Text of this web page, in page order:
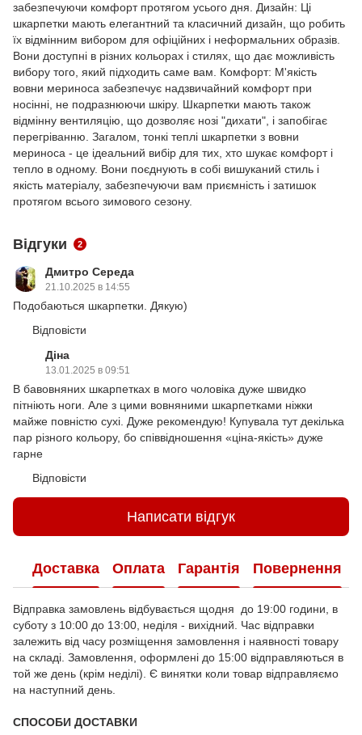
забезпечуючи комфорт протягом усього дня. Дизайн: Ці
шкарпетки мають елегантний та класичний дизайн, що робить
їх відмінним вибором для офіційних і неформальних образів.
Вони доступні в різних кольорах і стилях, що дає можливість
вибору того, який підходить саме вам. Комфорт: М'якість
вовни мериноса забезпечує надзвичайний комфорт при
носінні, не подразнюючи шкіру. Шкарпетки мають також
відмінну вентиляцію, що дозволяє нозі "дихати", і запобігає
перегріванню. Загалом, тонкі теплі шкарпетки з вовни
мериноса - це ідеальний вибір для тих, хто шукає комфорт і
тепло в одному. Вони поєднують в собі вишуканий стиль і
якість матеріалу, забезпечуючи вам приємність і затишок
протягом всього зимового сезону.
Відгуки 2
Дмитро Середа
21.10.2025 в 14:55
Подобаються шкарпетки. Дякую)
Відповісти
Діна
13.01.2025 в 09:51
В бавовняних шкарпетках в мого чоловіка дуже швидко
пітніють ноги. Але з цими вовняними шкарпетками ніжки
майже повністю сухі. Дуже рекомендую! Купувала тут декілька
пар різного кольору, бо співвідношення «ціна-якість» дуже
гарне
Відповісти
Написати відгук
Доставка Оплата Гарантія Повернення
Відправка замовлень відбувається щодня до 19:00 години, в
суботу з 10:00 до 13:00, неділя - вихідний. Час відправки
залежить від часу розміщення замовлення і наявності товару
на складі. Замовлення, оформлені до 15:00 відправляються в
той же день (крім неділі). Є винятки коли товар відправляємо
на наступний день.
СПОСОБИ ДОСТАВКИ